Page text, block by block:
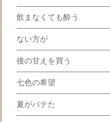
飲まなくても酔う
ない方が
後の甘えを買う
七色の希望
夏がバテた